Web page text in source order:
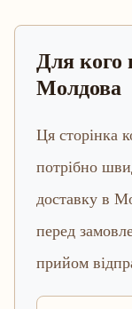
Для кого
Молдова
Ця сторінка
потрібно
доставку в
перед
прийом